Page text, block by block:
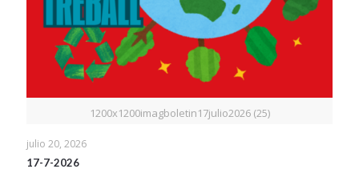
1200x1200imagboletin17julio2026 (25)
julio 20, 2026
17-7-2026